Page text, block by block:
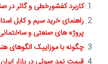
کاربرد کفشورخطی و گاتر
راهنمای خرید سیم و کابل
پروژه های صنعتی و
چگونه با موزاییک الگوهای